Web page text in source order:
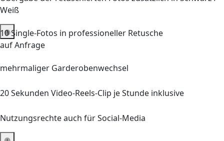
Weiß
auf Anfrage
10Single-Fotos in professioneller Retusche
mehrmaliger Garderobenwechsel
20 Sekunden Video-Reels-Clip je Stunde inklusive
Nutzungsrechte auch für Social-Media